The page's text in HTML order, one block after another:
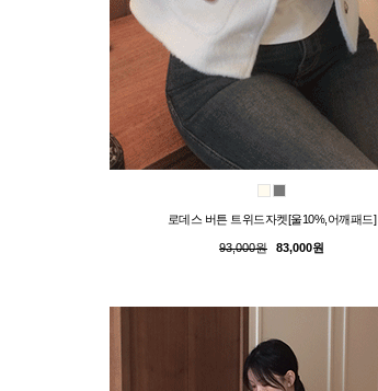
로데스 버튼 트위드자켓[울10%,어깨패드]
93,000원 83,000원